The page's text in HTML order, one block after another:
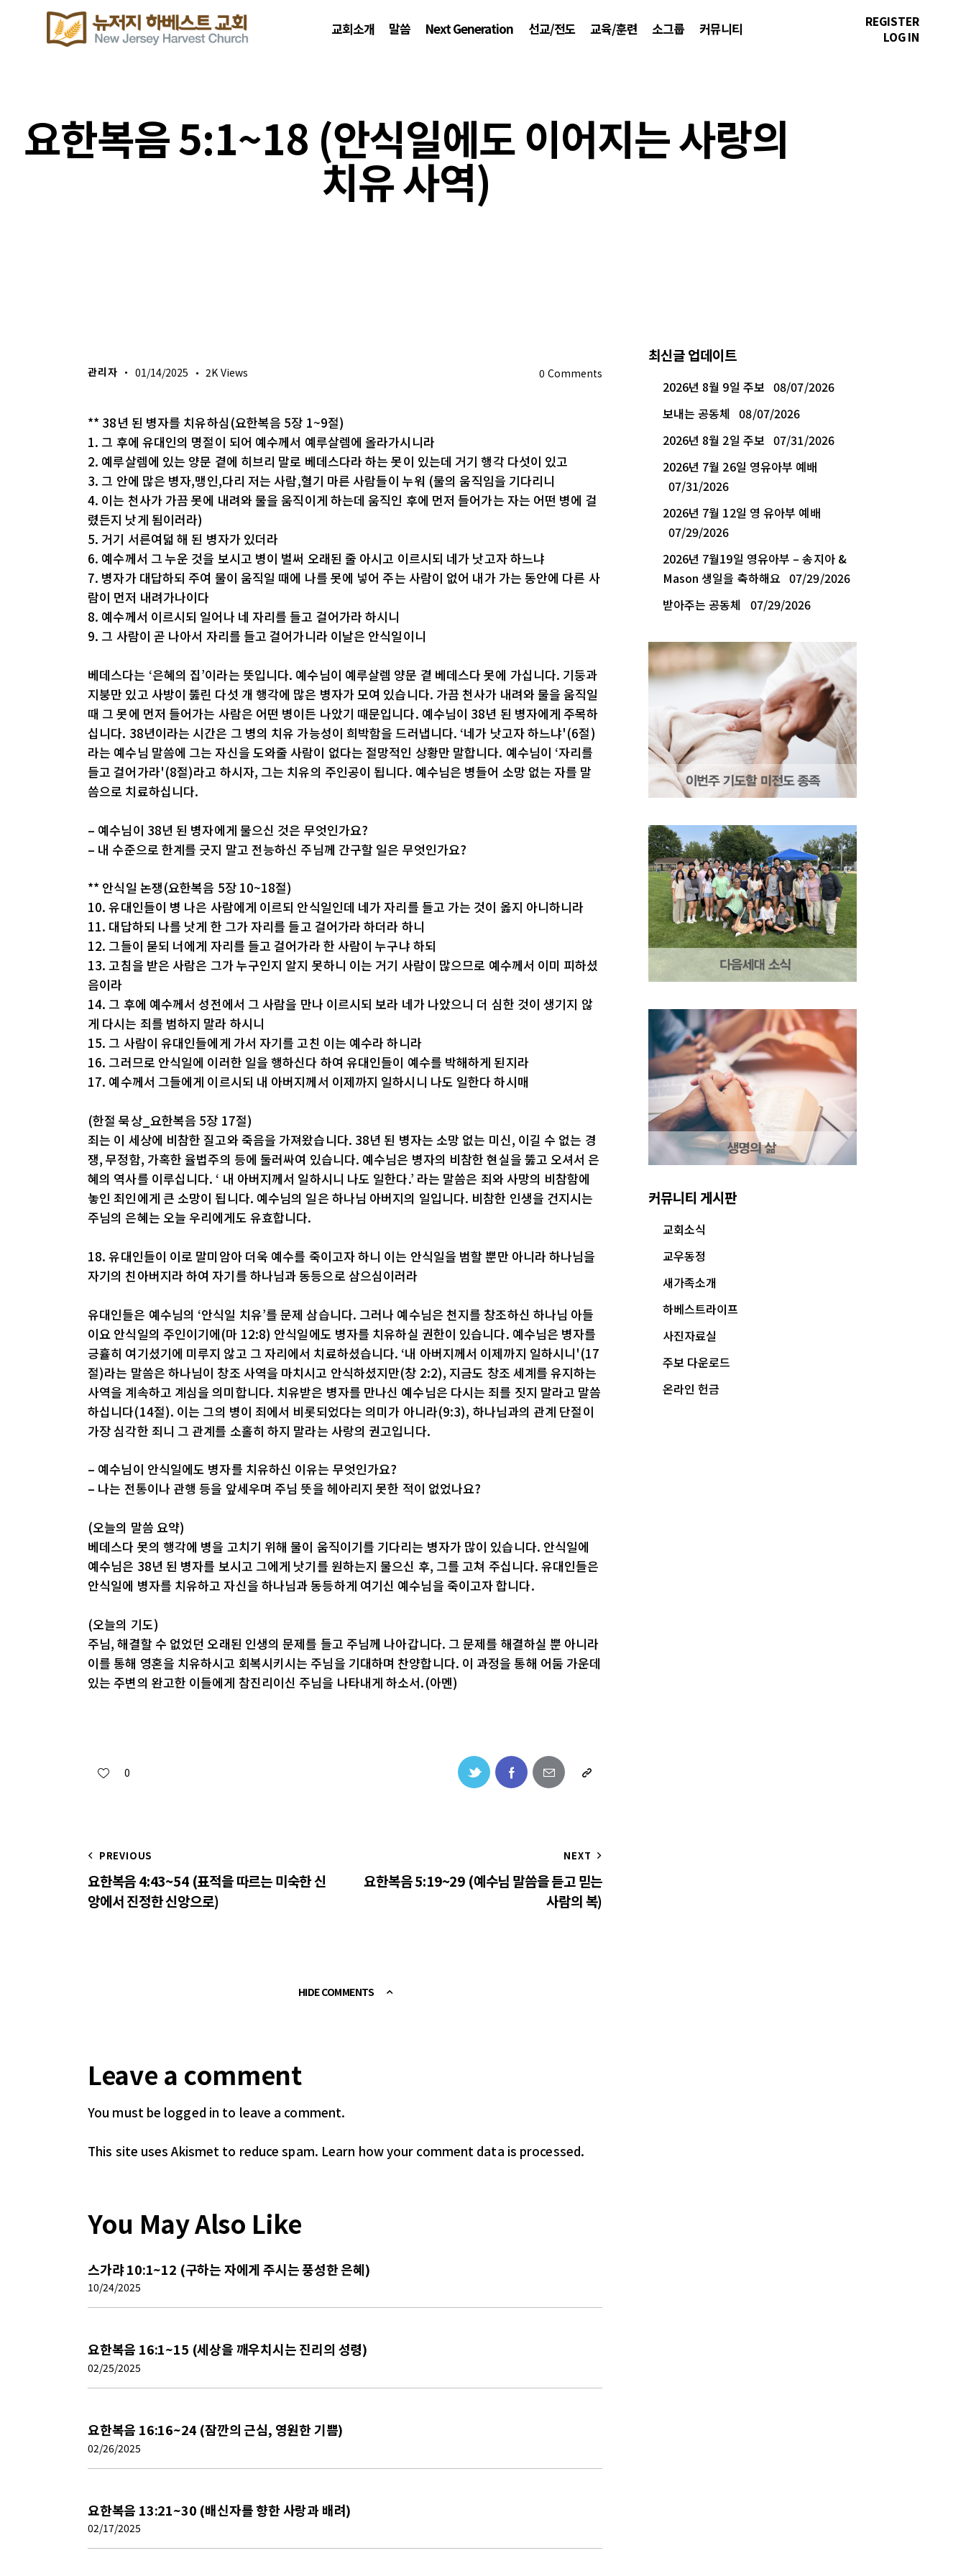
교회소개 말씀 Next Generation 선교/전도 교육/훈련 소그룹 커뮤니티
REGISTER
LOG IN
요한복음 5:1~18 (안식일에도 이어지는 사랑의
치유 사역)
관리자 01/14/2025 2K Views 0 Comments
** 38년 된 병자를 치유하심(요한복음 5장 1~9절)
1. 그 후에 유대인의 명절이 되어 예수께서 예루살렘에 올라가시니라
2. 예루살렘에 있는 양문 곁에 히브리 말로 베데스다라 하는 못이 있는데 거기 행각 다섯이 있고
3. 그 안에 많은 병자,맹인,다리 저는 사람,혈기 마른 사람들이 누워 (물의 움직임을 기다리니
4. 이는 천사가 가끔 못에 내려와 물을 움직이게 하는데 움직인 후에 먼저 들어가는 자는 어떤 병에 걸
렸든지 낫게 됨이러라)
5. 거기 서른여덟 해 된 병자가 있더라
6. 예수께서 그 누운 것을 보시고 병이 벌써 오래된 줄 아시고 이르시되 네가 낫고자 하느냐
7. 병자가 대답하되 주여 물이 움직일 때에 나를 못에 넣어 주는 사람이 없어 내가 가는 동안에 다른 사
람이 먼저 내려가나이다
8. 예수께서 이르시되 일어나 네 자리를 들고 걸어가라 하시니
9. 그 사람이 곧 나아서 자리를 들고 걸어가니라 이날은 안식일이니
베데스다는 ‘은혜의 집’이라는 뜻입니다. 예수님이 예루살렘 양문 곁 베데스다 못에 가십니다. 기둥과
지붕만 있고 사방이 뚫린 다섯 개 행각에 많은 병자가 모여 있습니다. 가끔 천사가 내려와 물을 움직일
때 그 못에 먼저 들어가는 사람은 어떤 병이든 나았기 때문입니다. 예수님이 38년 된 병자에게 주목하
십니다. 38년이라는 시간은 그 병의 치유 가능성이 희박함을 드러냅니다. ‘네가 낫고자 하느냐'(6절)
라는 예수님 말씀에 그는 자신을 도와줄 사람이 없다는 절망적인 상황만 말합니다. 예수님이 ‘자리를
들고 걸어가라'(8절)라고 하시자, 그는 치유의 주인공이 됩니다. 예수님은 병들어 소망 없는 자를 말
씀으로 치료하십니다.
– 예수님이 38년 된 병자에게 물으신 것은 무엇인가요?
– 내 수준으로 한계를 긋지 말고 전능하신 주님께 간구할 일은 무엇인가요?
** 안식일 논쟁(요한복음 5장 10~18절)
10. 유대인들이 병 나은 사람에게 이르되 안식일인데 네가 자리를 들고 가는 것이 옳지 아니하니라
11. 대답하되 나를 낫게 한 그가 자리를 들고 걸어가라 하더라 하니
12. 그들이 묻되 너에게 자리를 들고 걸어가라 한 사람이 누구냐 하되
13. 고침을 받은 사람은 그가 누구인지 알지 못하니 이는 거기 사람이 많으므로 예수께서 이미 피하셨
음이라
14. 그 후에 예수께서 성전에서 그 사람을 만나 이르시되 보라 네가 나았으니 더 심한 것이 생기지 않
게 다시는 죄를 범하지 말라 하시니
15. 그 사람이 유대인들에게 가서 자기를 고친 이는 예수라 하니라
16. 그러므로 안식일에 이러한 일을 행하신다 하여 유대인들이 예수를 박해하게 된지라
17. 예수께서 그들에게 이르시되 내 아버지께서 이제까지 일하시니 나도 일한다 하시매
(한절 묵상_요한복음 5장 17절)
죄는 이 세상에 비참한 질고와 죽음을 가져왔습니다. 38년 된 병자는 소망 없는 미신, 이길 수 없는 경
쟁, 무정함, 가혹한 율법주의 등에 둘러싸여 있습니다. 예수님은 병자의 비참한 현실을 뚫고 오셔서 은
혜의 역사를 이루십니다. ‘ 내 아버지께서 일하시니 나도 일한다.’ 라는 말씀은 죄와 사망의 비참함에
놓인 죄인에게 큰 소망이 됩니다. 예수님의 일은 하나님 아버지의 일입니다. 비참한 인생을 건지시는
주님의 은혜는 오늘 우리에게도 유효합니다.
18. 유대인들이 이로 말미암아 더욱 예수를 죽이고자 하니 이는 안식일을 범할 뿐만 아니라 하나님을
자기의 친아버지라 하여 자기를 하나님과 동등으로 삼으심이러라
유대인들은 예수님의 ‘안식일 치유’를 문제 삼습니다. 그러나 예수님은 천지를 창조하신 하나님 아들
이요 안식일의 주인이기에(마 12:8) 안식일에도 병자를 치유하실 권한이 있습니다. 예수님은 병자를
긍휼히 여기셨기에 미루지 않고 그 자리에서 치료하셨습니다. ‘내 아버지께서 이제까지 일하시니'(17
절)라는 말씀은 하나님이 창조 사역을 마치시고 안식하셨지만(창 2:2), 지금도 창조 세계를 유지하는
사역을 계속하고 계심을 의미합니다. 치유받은 병자를 만나신 예수님은 다시는 죄를 짓지 말라고 말씀
하십니다(14절). 이는 그의 병이 죄에서 비롯되었다는 의미가 아니라(9:3), 하나님과의 관계 단절이
가장 심각한 죄니 그 관계를 소홀히 하지 말라는 사랑의 권고입니다.
– 예수님이 안식일에도 병자를 치유하신 이유는 무엇인가요?
– 나는 전통이나 관행 등을 앞세우며 주님 뜻을 헤아리지 못한 적이 없었나요?
(오늘의 말씀 요약)
베데스다 못의 행각에 병을 고치기 위해 물이 움직이기를 기다리는 병자가 많이 있습니다. 안식일에
예수님은 38년 된 병자를 보시고 그에게 낫기를 원하는지 물으신 후, 그를 고쳐 주십니다. 유대인들은
안식일에 병자를 치유하고 자신을 하나님과 동등하게 여기신 예수님을 죽이고자 합니다.
(오늘의 기도)
주님, 해결할 수 없었던 오래된 인생의 문제를 들고 주님께 나아갑니다. 그 문제를 해결하실 뿐 아니라
이를 통해 영혼을 치유하시고 회복시키시는 주님을 기대하며 찬양합니다. 이 과정을 통해 어둠 가운데
있는 주변의 완고한 이들에게 참진리이신 주님을 나타내게 하소서.(아멘)
0
PREVIOUS
요한복음 4:43~54 (표적을 따르는 미숙한 신
앙에서 진정한 신앙으로)
NEXT
요한복음 5:19~29 (예수님 말씀을 듣고 믿는
사람의 복)
HIDE COMMENTS
Leave a comment
You must be logged in to leave a comment.
This site uses Akismet to reduce spam. Learn how your comment data is processed.
You May Also Like
스가랴 10:1~12 (구하는 자에게 주시는 풍성한 은혜)
10/24/2025
요한복음 16:1~15 (세상을 깨우치시는 진리의 성령)
02/25/2025
요한복음 16:16~24 (잠깐의 근심, 영원한 기쁨)
02/26/2025
요한복음 13:21~30 (배신자를 향한 사랑과 배려)
02/17/2025
최신글 업데이트
2026년 8월 9일 주보 08/07/2026
보내는 공동체 08/07/2026
2026년 8월 2일 주보 07/31/2026
2026년 7월 26일 영유아부 예배
07/31/2026
2026년 7월 12일 영 유아부 예배
07/29/2026
2026년 7월19일 영유아부 – 송지아 &
Mason 생일을 축하해요 07/29/2026
받아주는 공동체
07/29/2026
커뮤니티 게시판
교회소식
교우동정
새가족소개
하베스트라이프
사진자료실
주보 다운로드
온라인 헌금